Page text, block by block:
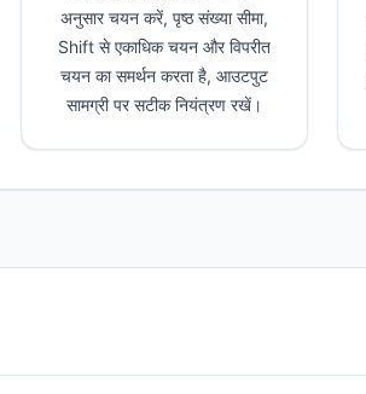
अनुसार चयन करें, पृष्ठ संख्या सीमा,
Shift से एकाधिक चयन और विपरीत
चयन का समर्थन करता है, आउटपुट
सामग्री पर सटीक नियंत्रण रखें।